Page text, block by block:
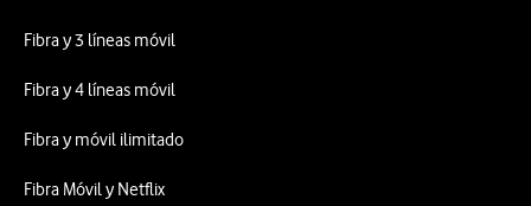
Fibra y 3 líneas móvil
Fibra y 4 líneas móvil
Fibra y móvil ilimitado
Fibra Móvil y Netflix